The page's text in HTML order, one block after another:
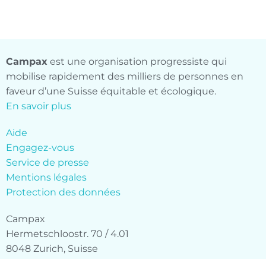
Campax est une organisation progressiste qui
mobilise rapidement des milliers de personnes en
faveur d’une Suisse équitable et écologique.
En savoir plus
Aide
Engagez-vous
Service de presse
Mentions légales
Protection des données
Campax
Hermetschloostr. 70 / 4.01
8048 Zurich, Suisse